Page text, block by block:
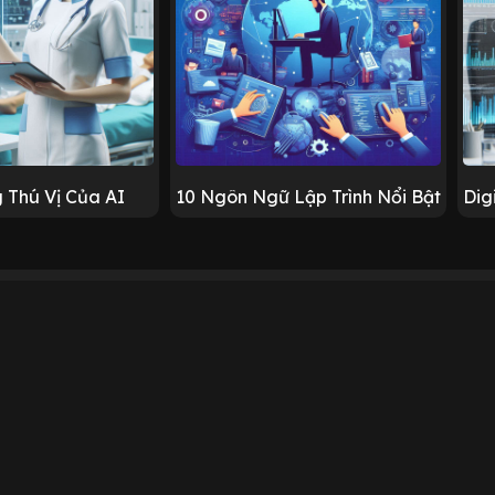
Thú Vị Của AI 10 Ngôn Ngữ Lập Trình Nổi Bật